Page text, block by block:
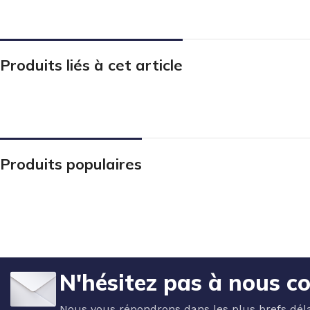
Produits liés à cet article
Produits populaires
N'hésitez pas à nous